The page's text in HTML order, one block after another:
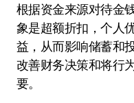
根据资金来源对待金
象是超额折扣，个人
益，从而影响储蓄和
改善财务决策和将行
要。